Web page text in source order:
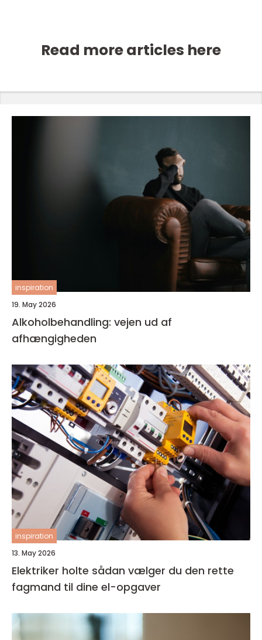
Read more articles here
inspiration
19. May 2026
Alkoholbehandling: vejen ud af
afhængigheden
inspiration
13. May 2026
Elektriker holte sådan vælger du den rette
fagmand til dine el-opgaver